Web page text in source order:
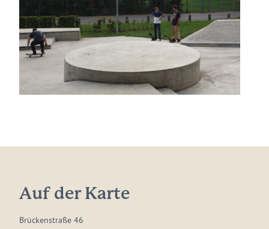
Auf der Karte
Brückenstraße 46